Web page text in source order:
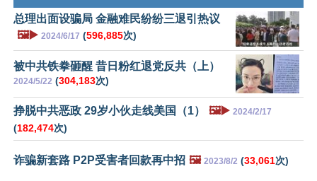
总理出面设骗局 金融难民纷纷三退引热议
🖼️▶️ 2024/6/17 (596,885次)
被中共铁拳砸醒 昔日粉红退党反共（上）
2024/5/22 (304,183次)
挣脱中共恶政 29岁小伙走线美国（1） 🖼️▶️ 2024/2/17
(182,474次)
诈骗新套路 P2P受害者回款再中招 🖼️ 2023/8/2 (33,061次)